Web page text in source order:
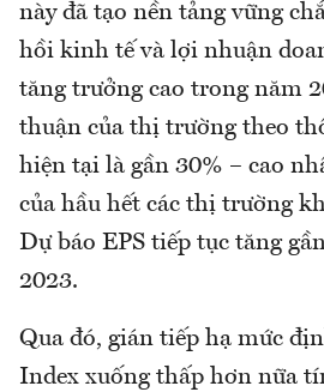
này đã tạo nền tảng vững
hồi kinh tế và lợi nhuận
tăng trưởng cao trong năm
thuận của thị trường theo
hiện tại là gần 30% – cao
của hầu hết các thị trường
Dự báo EPS tiếp tục tăng
2023.
Qua đó, gián tiếp hạ mức
Index xuống thấp hơn nữa